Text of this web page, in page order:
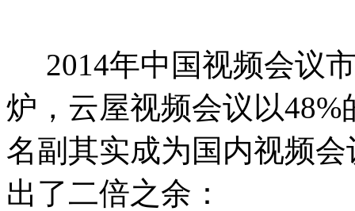
2014年中国视频会议
炉，云屋视频会议以48%
名副其实成为国内视频
出了二倍之余：